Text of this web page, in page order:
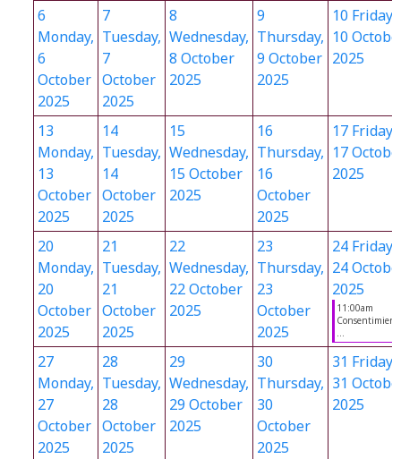
6
Monday,
6
October
2025
7
Tuesday,
7
October
2025
8
Wednesday,
8 October
2025
9
Thursday,
9 October
2025
10 Friday,
10
2025
13
Monday,
13
October
2025
14
Tuesday,
14
October
2025
15
Wednesday,
15 October
2025
16
Thursday,
16
October
2025
17 Friday,
17
2025
20
Monday,
20
October
2025
21
Tuesday,
21
October
2025
22
Wednesday,
22 October
2025
23
Thursday,
23
October
2025
24 Friday,
24
2025
11:00am
...
27
Monday,
27
October
2025
28
Tuesday,
28
October
2025
29
Wednesday,
29 October
2025
30
Thursday,
30
October
2025
31 Friday,
31
2025